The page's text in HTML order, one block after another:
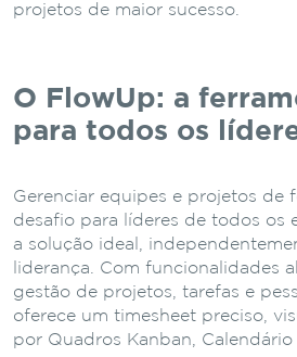
projetos de maior sucesso.
O FlowUp: a
para todos os
Gerenciar equipes e projetos de
desafio para líderes de todos os
a solução ideal,
liderança. Com funcionalidades
gestão de projetos, tarefas e
oferece um timesheet preciso,
por Quadros Kanban,